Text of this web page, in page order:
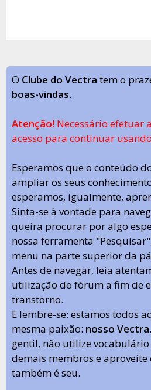
O Clube do Vectra tem o
boas-vindas.
Atenção! Necessário efetuar
acesso para continuar
Esperamos que o conteúdo
ampliar os seus
esperamos, igualmente,
Sinta-se à vontade para
queira procurar por algo
nossa ferramenta
menu na parte superior da
Antes de navegar, leia
utilização do fórum a fim de
transtorno.
E lembre-se: estamos todos
mesma paixão: nosso Vectra
gentil, não utilize
demais membros e aproveite
também é seu.